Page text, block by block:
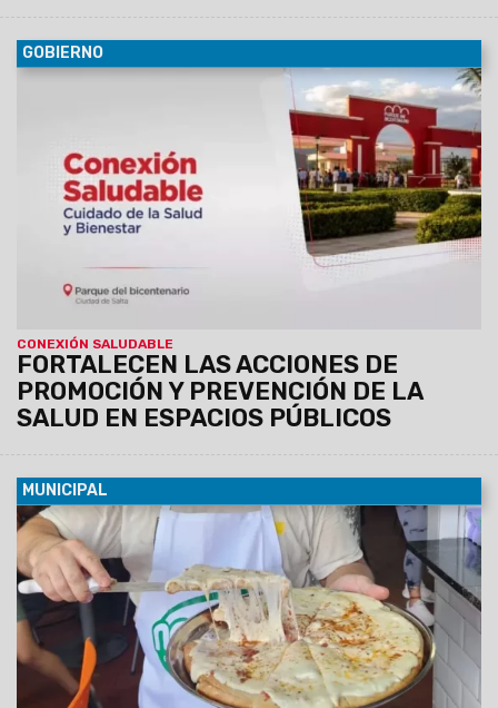
GOBIERNO
CONEXIÓN SALUDABLE
FORTALECEN LAS ACCIONES DE
PROMOCIÓN Y PREVENCIÓN DE LA
SALUD EN ESPACIOS PÚBLICOS
La propuesta “Conexión Saludable”, impulsada
por Salud Pública y la Unidad de Parques Urbanos, ofrecerá
actividades gratuitas orientadas a la promoción de hábitos
saludables y la prevención de factores de riesgo en el
Parque del Bicentenario.
MUNICIPAL
08/08/2026
Empanadas, tamales, humitas, locro, pizzas,
milanesas, minutas y muchas otras especialidades forman
parte de una amplia oferta de comidas caseras que invita a
salteños y turistas a disfrutar de los sabores de siempre a
precios accesibles.